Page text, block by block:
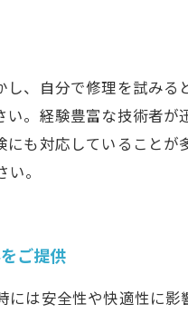
、自分で修理を試み
。経験豊富な技術者
も対応していること
。
ご提供
は安全性や快適性に